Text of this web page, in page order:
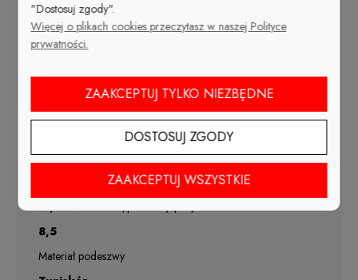
Rodzaj obcasa
szpilka
Materiał wkładki
Tęgość
Wysokość obcasa/platformy (cm)
8,5
Materiał podeszwy
"Dostosuj zgody".
Więcej o plikach cookies przeczytasz w naszej Polityce
prywatności.
ZAAKCEPTUJ TYLKO NIEZBĘDNE
DOSTOSUJ ZGODY
ZAAKCEPTUJ WSZYSTKIE